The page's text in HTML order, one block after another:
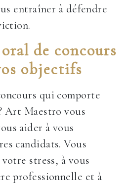
entraîner à défendre
de concours
objectifs
qui comporte
Art Maestro vous
aider à vous
candidats. Vous
stress, à vous
professionnelle et à